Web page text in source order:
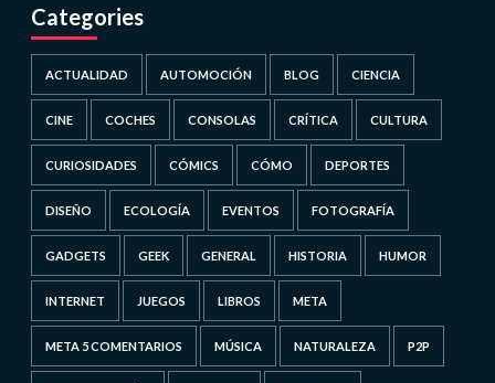
Categories
ACTUALIDAD AUTOMOCIÓN BLOG CIENCIA
CINE COCHES CONSOLAS CRÍTICA CULTURA
CURIOSIDADES CÓMICS CÓMO DEPORTES
DISEÑO ECOLOGÍA EVENTOS FOTOGRAFÍA
GADGETS GEEK GENERAL HISTORIA HUMOR
INTERNET JUEGOS LIBROS META
META 5 COMENTARIOS MÚSICA NATURALEZA P2P